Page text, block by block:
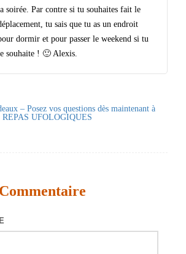
soirée. Par contre si tu souhaites fait le
tu sais que tu as un endroit
dormir et pour passer le weekend si tu
souhaite ! 🙂 Alexis.
– Posez vos questions dès maintenant à
UFOLOGIQUES
Commentaire